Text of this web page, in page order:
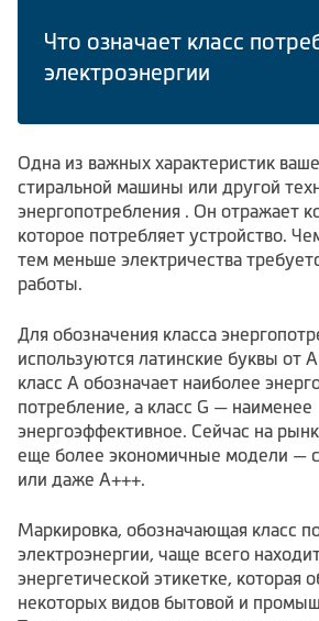
Малая бытовая техника
Сравнить
Что означает класс
электроэнергии
Одна из важных характеристик
стиральной машины или другой
энергопотребления . Он отражает
которое потребляет устройство.
тем меньше электричества
работы.
Для обозначения класса
используются латинские буквы от
класс A обозначает наиболее
потребление, а класс G — наименее
энергоэффективное. Сейчас на
еще более экономичные модели —
или даже A+++.
Маркировка, обозначающая класс
электроэнергии, чаще всего
энергетической этикетке, которая
некоторых видов бытовой и